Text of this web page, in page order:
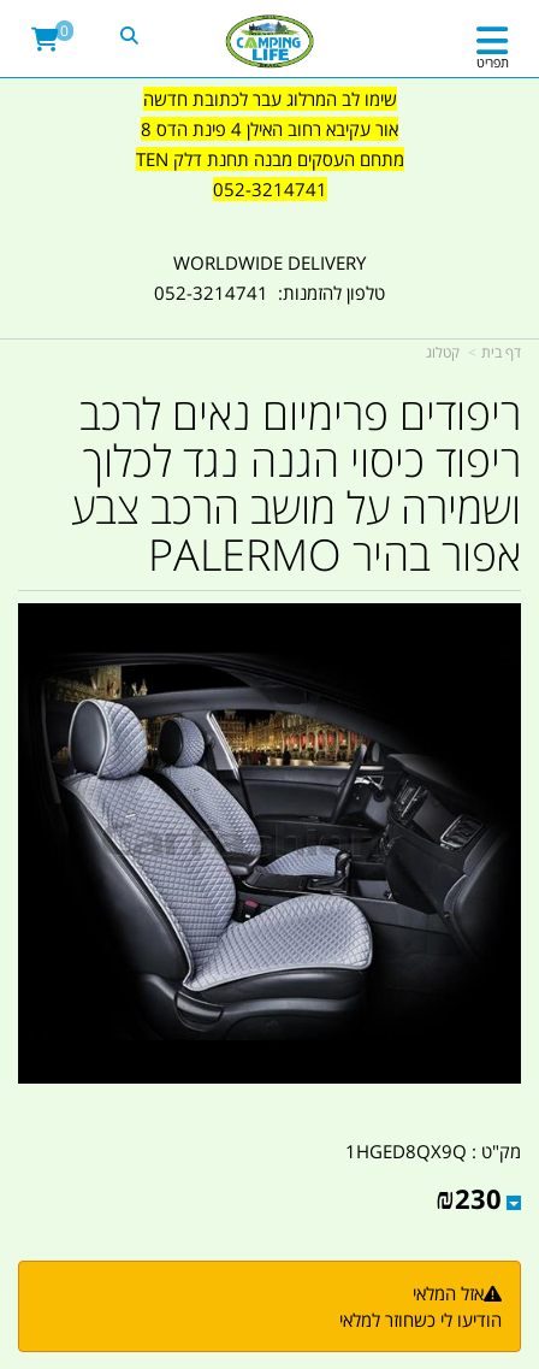
שימו לב המרלוג עבר לכתובת חדשה
אור עקיבא רחוב האילן 4 פינת הדס 8
מתחם העסקים מבנה תחנת דלק TEN
052-3214741
WORLDWIDE DELIVERY
טלפון להזמנות: 052-3214741
תפריט
0
דף בית קטלוג
ריפודים פרימיום נאים לרכב
ריפוד כיסוי הגנה נגד לכלוך
ושמירה על מושב הרכב צבע
אפור בהיר PALERMO
מק"ט : 1HGED8QX9Q
₪230
אזל המלאי
הודיעו לי כשחוזר למלאי